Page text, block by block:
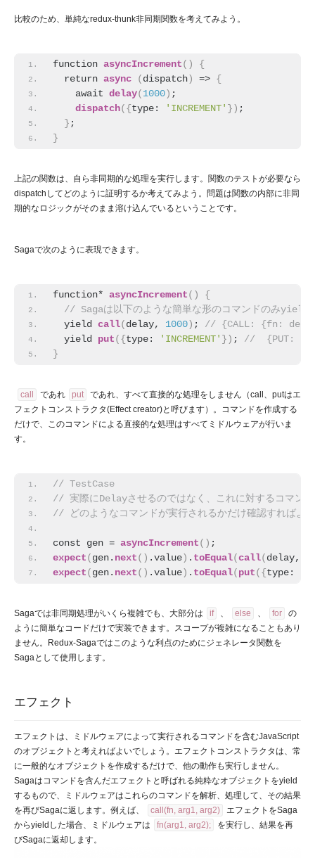
比較のため、単純なredux-thunk非同期関数を考えてみよう。
function asyncIncrement( )
{
  return
async (dispatch) => {
    await
delay(1000) ;
dispatch({type: 'INCREMENT' }) ;
} ;
}
上記の関数は、自ら非同期的な処理を実行します。関数のテストが必要なら
dispatchしてどのように証明するか考えてみよう。問題は関数の内部に非同
期的なロジックがそのまま溶け込んでいるということです。
Sagaで次のように表現できます。
function* asyncIncrement( )
{
// Sagaは以下のような簡単な形のコマンドのみyield
  yield
call(delay, 1000) ;
// {CALL: {fn:
  yield
put({type: 'INCREMENT' }) ;
//  {PUT:
}
call であれ put
であれ、すべて直接的な処理をしません（call、putはエ
フェクトコンストラクタ(Effect creator)と呼びます）。コマンドを作成する
だけで、このコマンドによる直接的な処理はすべてミドルウェアが行いま
す。
// TestCase
// 実際にDelayさせるのではなく、これに対するコマン
// どのようなコマンドが実行されるかだけ確認すればよい
const gen = asyncIncrement( ) ;
expect(gen. next( ) .value) . toEqual(call(delay,
expect(gen. next( ) .value) . toEqual(put({type:
Sagaでは非同期処理がいくら複雑でも、大部分は if 、 else 、 for
の
ように簡単なコードだけで実装できます。スコープが複雑になることもあり
ません。Redux-Sagaではこのような利点のためにジェネレータ関数を
Sagaとして使用します。
エフェクト
エフェクトは、ミドルウェアによって実行されるコマンドを含むJavaScript
のオブジェクトと考えればよいでしょう。エフェクトコンストラクタは、常
に一般的なオブジェクトを作成するだけで、他の動作も実行しません。
Sagaはコマンドを含んだエフェクトと呼ばれる純粋なオブジェクトをyield
するもので、ミドルウェアはこれらのコマンドを解析、処理して、その結果
を再びSagaに返します。例えば、
call(fn, arg1, arg2)
エフェクトをSaga
からyieldした場合、ミドルウェアは
fn(arg1, arg2);
を実行し、結果を再
びSagaに返却します。